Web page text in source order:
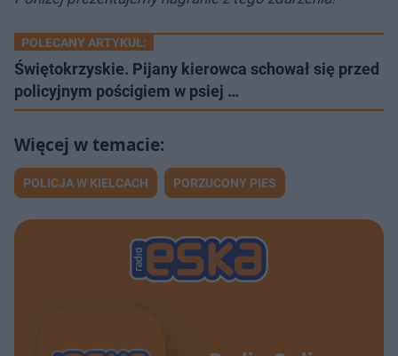
POLECANY ARTYKUŁ:
Świętokrzyskie. Pijany kierowca schował się przed
policyjnym pościgiem w psiej …
POLICJA W KIELCACH PORZUCONY PIES